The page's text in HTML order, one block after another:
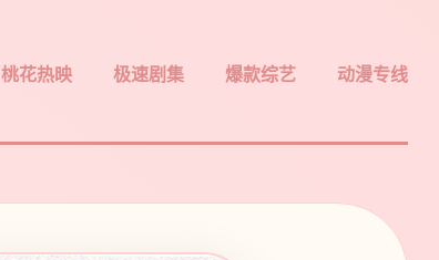
桃花热映 极速剧集 爆款综艺 动漫专线